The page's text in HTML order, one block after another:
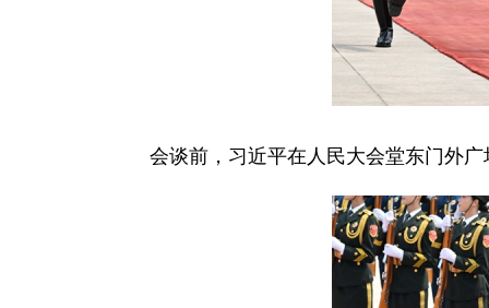
会谈前，习近平在人民大会堂东门外